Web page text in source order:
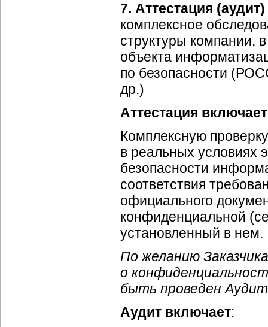
7. Аттестация
комплексное
структуры компании,
объекта
по безопасности
др.)
Аттестация включает
Комплексную
в реальных условиях
безопасности
соответствия
официального
конфиденциальной
установленный в нем.
По желанию
о
быть проведен
Аудит включает: